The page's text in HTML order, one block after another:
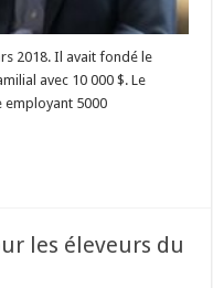
2018. Il avait fondé le
avec 10 000 $. Le
employant 5000
les éleveurs du